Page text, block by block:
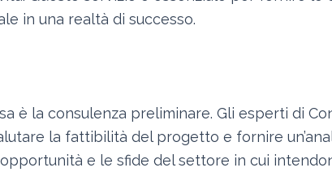
in una realtà di successo.
è la consulenza preliminare. Gli esperti di
la fattibilità del progetto e fornire
e le sfide del settore in cui